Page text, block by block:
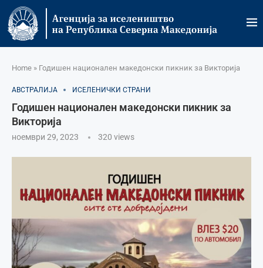
Home » Годишен национален македонски пикник за Викторија
АВСТРАЛИЈА ИСЕЛЕНИЧКИ СТРАНИ
Годишен национален македонски пикник за
Викторија
ноември 29, 2023 320 views